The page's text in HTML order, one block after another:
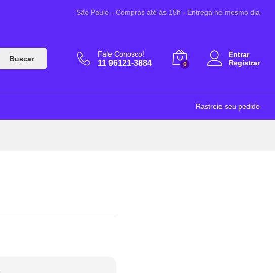
São Paulo - Compras até ás 15h - Entrega no mesmo dia
Buscar
Fale Conosco!
11 96121-3884 0
Entrar
Registrar
Rastreie seu pedido
R$29,90 Adicionar ao Carrinho